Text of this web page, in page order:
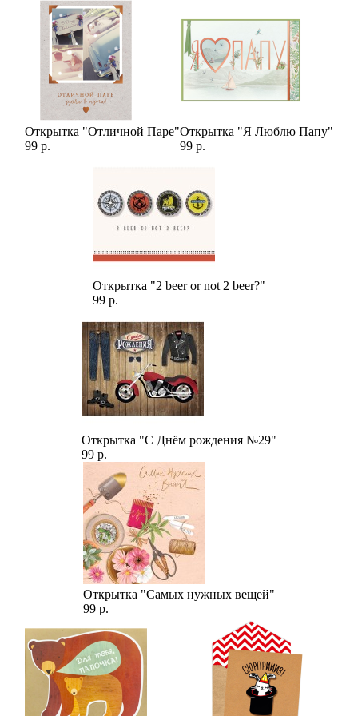
Каждый пион в этом букете - это уникальный цветок,
который имеет крупные лепестки и насыщенный красный
цвет, который привлекает внимание и заставляет восхищаться
его красотой. Красный цвет - это символ любви и страсти, и
эти цветы могут выразить самые глубокие чувства и эмоции.
Букет из 5 красных пионов в шляпной коробке - это не только
красивый и элегантный подарок, но и очень символичный.
Он может стать идеальным подарком для любого торжества, в
близком человеке.
Открытка "Отличной Паре"
99 р.
Открытка "Я Люблю Папу"
99 р.
Открытка "2 beer or not 2 beer?"
99 р.
Открытка "С Днём рождения №29"
99 р.
Открытка "Самых нужных вещей"
99 р.